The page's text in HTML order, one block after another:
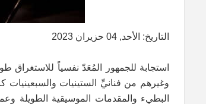
التاريخ: الأحد, 04 حزيران 2023
استجابة للجمهور المُعَدّ نفسياً للاستغراق
وغيرهم من فنانيِّ الستينيات والسبعينيات
البطيء والمقدمات الموسيقية الطويلة